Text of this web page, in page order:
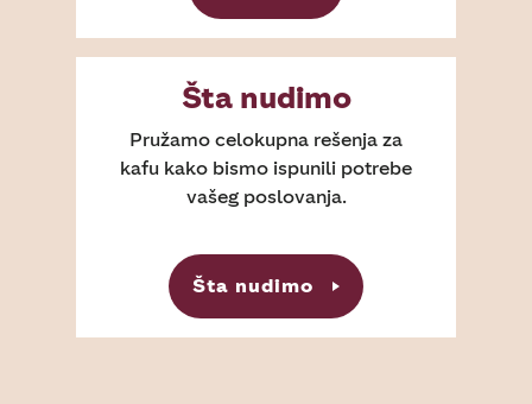
Šta nudimo
Pružamo celokupna rešenja za
kafu kako bismo ispunili potrebe
vašeg poslovanja.
Šta nudimo